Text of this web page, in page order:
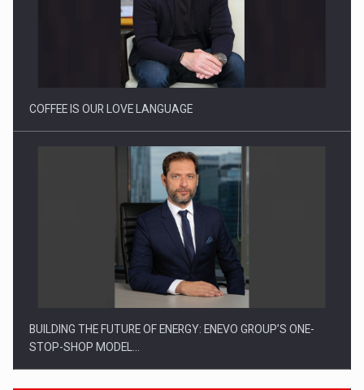
Webinar - Business Evolution-RETHINK STRATEGY-Finantare
Investitii Digitalizare
COFFEE IS OUR LOVE LANGUAGE
BUILDING THE FUTURE OF ENERGY: ENEVO GROUP’S ONE-
STOP-SHOP MODEL…